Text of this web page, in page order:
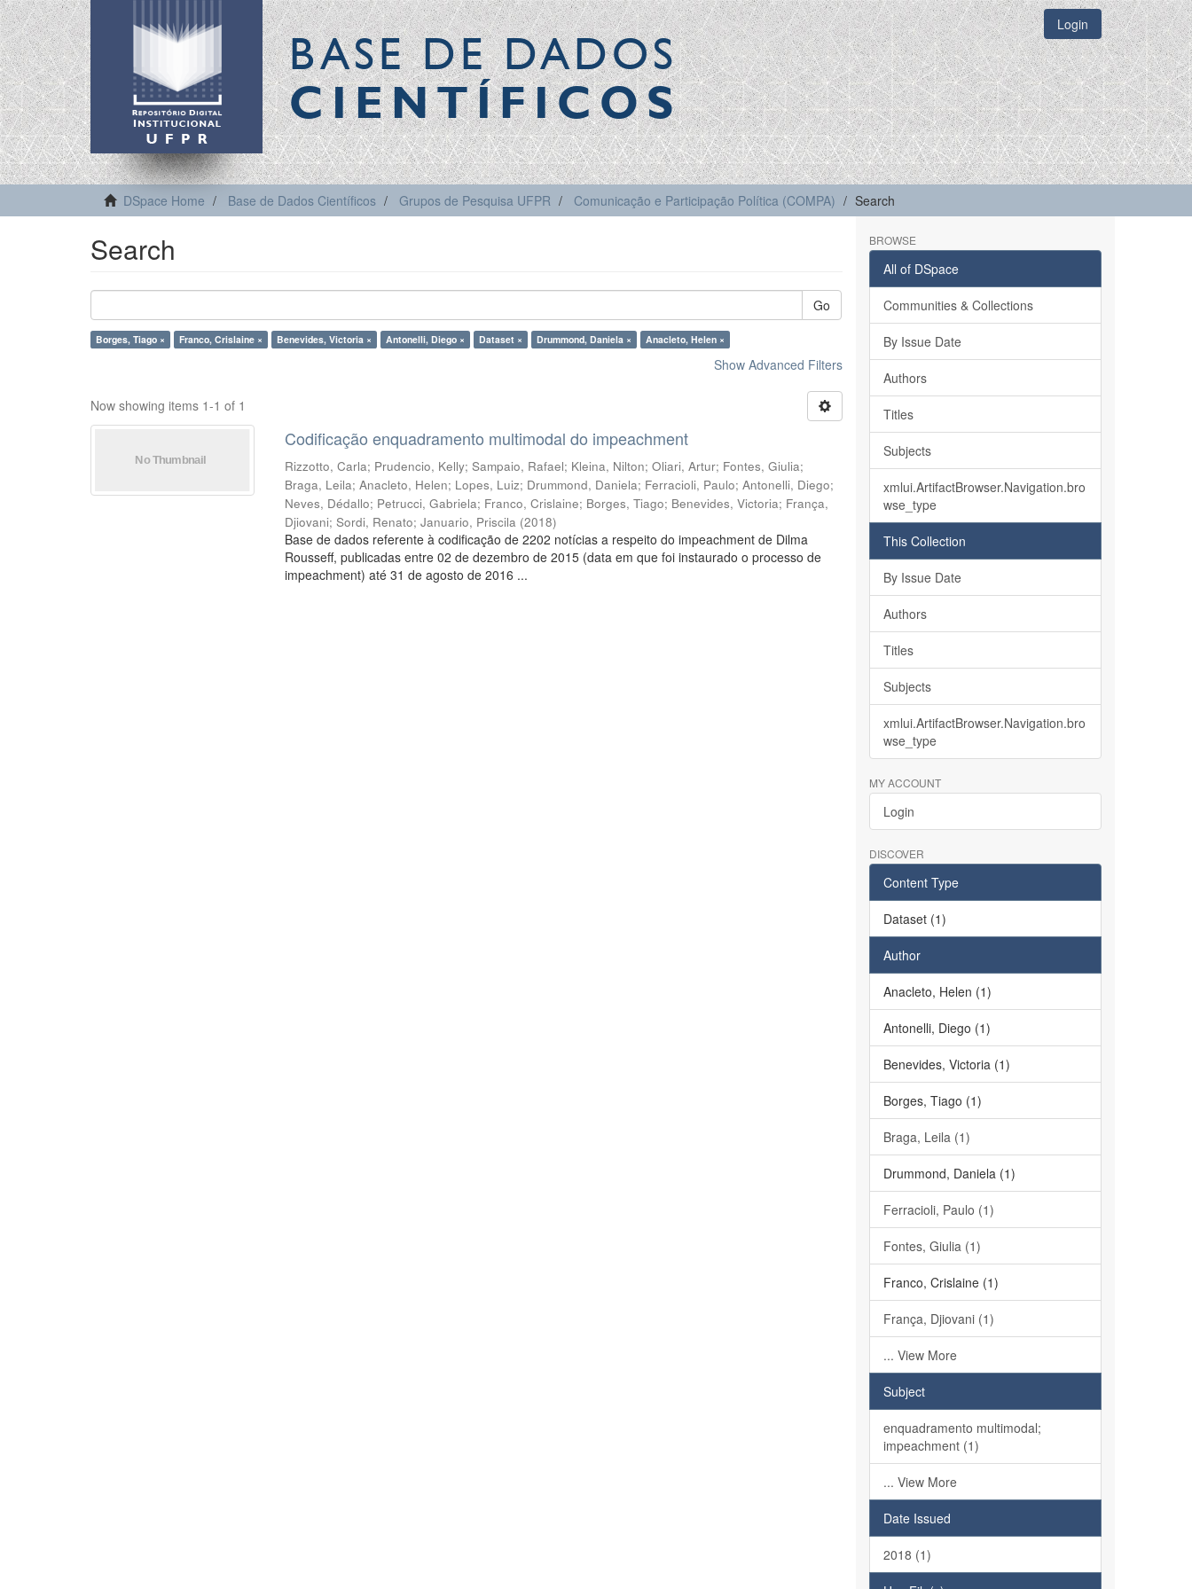
BASE DE DADOS
CIENTÍFICOS
Login
DSpace Home Base de Dados Científicos Grupos de Pesquisa UFPR Comunicação e Participação Política (COMPA) Search
Search
Go
Borges, Tiago × Franco, Crislaine × Benevides, Victoria × Antonelli, Diego × Dataset × Drummond, Daniela × Anacleto, Helen ×
Show Advanced Filters
Now showing items 1-1 of 1
Codificação enquadramento multimodal do impeachment
Rizzotto, Carla; Prudencio, Kelly;Sampaio, Rafael; Kleina, Nilton;Oliari, Artur; Fontes, Giulia;
Braga, Leila;Anacleto, Helen; Lopes, Luiz; Drummond, Daniela; Ferracioli, Paulo;Antonelli, Diego;
Neves, Dédallo; Petrucci, Gabriela; Franco, Crislaine; Borges, Tiago; Benevides, Victoria; França,
Djiovani;Sordi, Renato;Januario, Priscila (2018)
Base de dados referente à codificação de 2202 notícias a respeito do impeachment de Dilma
Rousseff, publicadas entre 02 de dezembro de 2015 (data em que foi instaurado o processo de
impeachment) até 31 de agosto de 2016 ...
BROWSE
All of DSpace
Communities & Collections
By Issue Date
Authors
Titles
Subjects
xmlui.ArtifactBrowser.Navigation.bro
wse_type
This Collection
By Issue Date
Authors
Titles
Subjects
xmlui.ArtifactBrowser.Navigation.bro
wse_type
MY ACCOUNT
Login
DISCOVER
Content Type
Dataset (1)
Author
Anacleto, Helen (1)
Antonelli, Diego (1)
Benevides, Victoria (1)
Borges, Tiago (1)
Braga, Leila (1)
Drummond, Daniela (1)
Ferracioli, Paulo (1)
Fontes, Giulia (1)
Franco, Crislaine (1)
França, Djiovani (1)
... View More
Subject
enquadramento multimodal;
impeachment (1)
... View More
Date Issued
2018 (1)